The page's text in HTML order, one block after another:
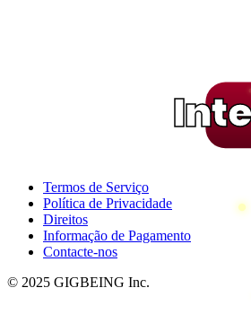
Termos de Serviço
Política de Privacidade
Direitos
Informação de Pagamento
Contacte-nos
© 2025 GIGBEING Inc.